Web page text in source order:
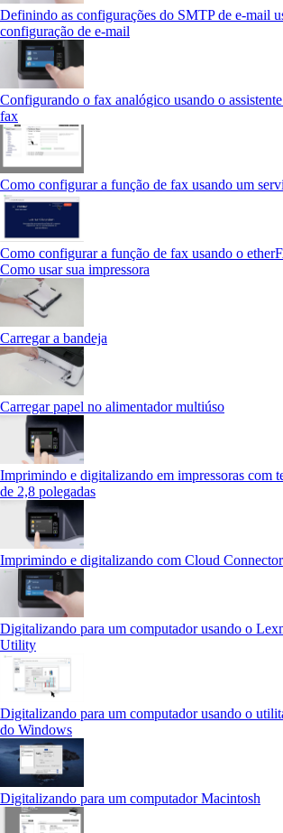
Definindo as configurações do SMTP de e-mail
configuração de e-mail
Configurando o fax analógico usando o
fax
Como configurar a função de fax usando um
Como configurar a função de fax usando o
Como usar sua impressora
Carregar a bandeja
Carregar papel no alimentador multiúso
Imprimindo e digitalizando em impressoras com
de 2,8 polegadas
Imprimindo e digitalizando com Cloud Connector
Digitalizando para um computador usando o
Utility
Digitalizando para um computador usando o
do Windows
Digitalizando para um computador Macintosh